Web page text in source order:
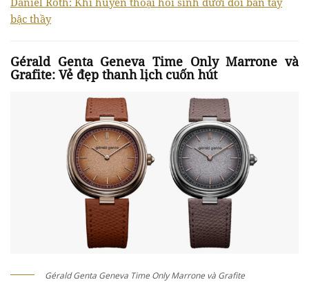
bậc thầy
Gérald Genta Geneva Time Only Marrone và
Grafite: Vẻ đẹp thanh lịch cuốn hút
Gérald Genta Geneva Time Only Marrone và Grafite